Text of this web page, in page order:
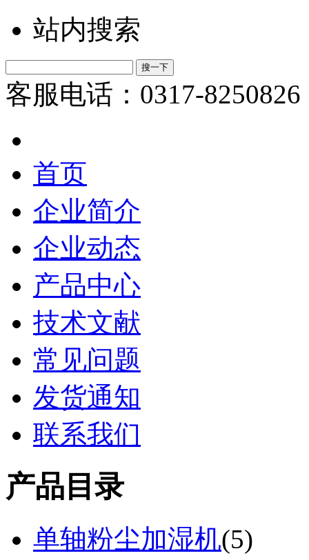
站内搜索
客服电话：0317-8250826
首页
企业简介
企业动态
产品中心
技术文献
常见问题
发货通知
联系我们
产品目录
单轴粉尘加湿机(5)